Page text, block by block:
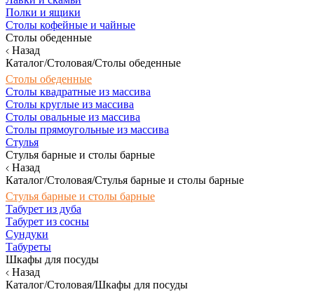
Полки и ящики
Столы кофейные и чайные
Столы обеденные
Назад
Каталог/Столовая/Столы обеденные
Столы обеденные
Столы квадратные из массива
Столы круглые из массива
Столы овальные из массива
Столы прямоугольные из массива
Стулья
Стулья барные и столы барные
Назад
Каталог/Столовая/Стулья барные и столы барные
Стулья барные и столы барные
Табурет из дуба
Табурет из сосны
Сундуки
Табуреты
Шкафы для посуды
Назад
Каталог/Столовая/Шкафы для посуды